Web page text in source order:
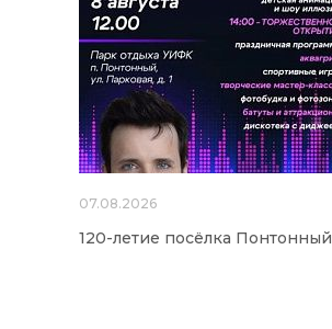
07.08.2026
120-летие посёлка Понтонный